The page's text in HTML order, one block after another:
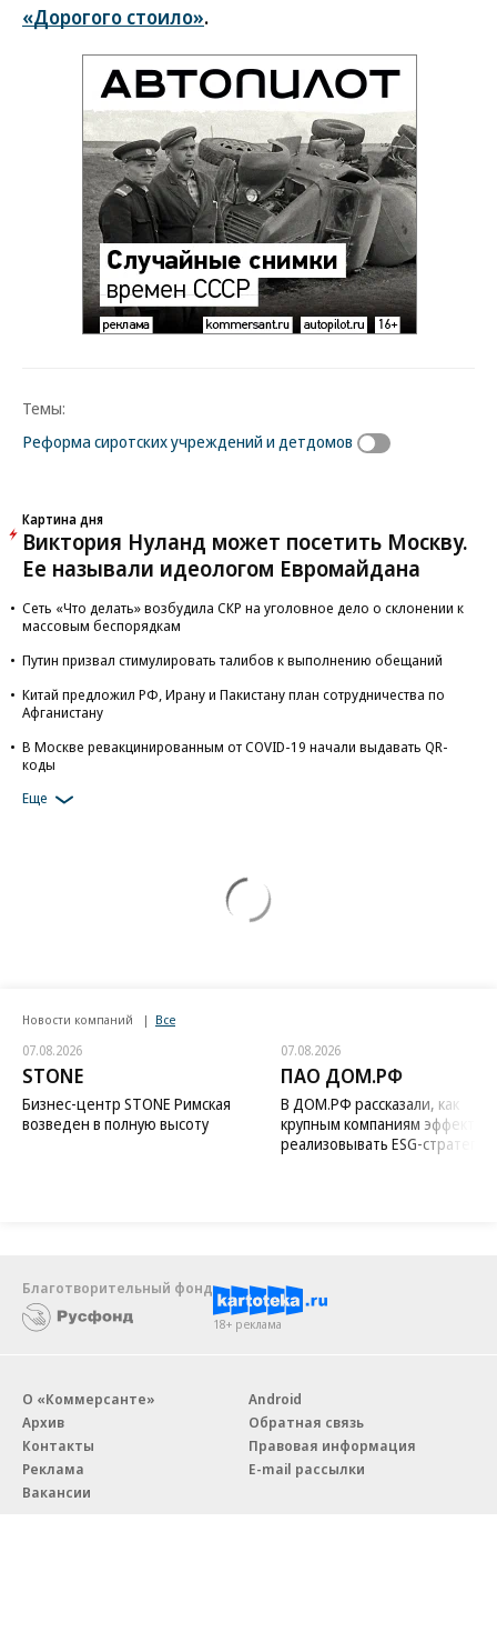
«Дорогого стоило».
Темы:
Реформа сиротских учреждений и детдомов
Картина дня
Виктория Нуланд может посетить Москву.
Ее называли идеологом Евромайдана
Сеть «Что делать» возбудила СКР на уголовное дело о склонении к
массовым беспорядкам
Путин призвал стимулировать талибов к выполнению обещаний
Китай предложил РФ, Ирану и Пакистану план сотрудничества по
Афганистану
В Москве ревакцинированным от COVID-19 начали выдавать QR-
коды
Еще
Новости компаний Все
07.08.2026
STONE
Бизнес-центр STONE Римская
возведен в полную высоту
07.08.2026
ПАО ДОМ.РФ
В ДОМ.РФ рассказали, как
крупным компаниям
реализовывать ESG-стратегию
Благотворительный фонд
18+ реклама
О «Коммерсанте»
Архив
Контакты
Реклама
Вакансии
Android
Обратная связь
Правовая информация
E-mail рассылки